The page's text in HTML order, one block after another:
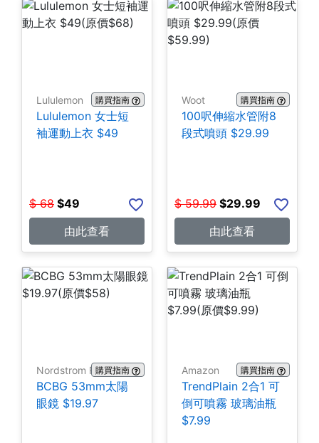
Lululemon 購買指南
Lululemon 女士短
袖運動上衣 $49
$ 68 $49
由此查看
Woot 購買指南
100呎伸縮水管附8
段式噴頭 $29.99
$ 59.99 $29.99
由此查看
Nordstrom Rack購買指南
BCBG 53mm太陽
眼鏡 $19.97
Amazon 購買指南
TrendPlain 2合1 可
倒可噴霧 玻璃油瓶
$7.99